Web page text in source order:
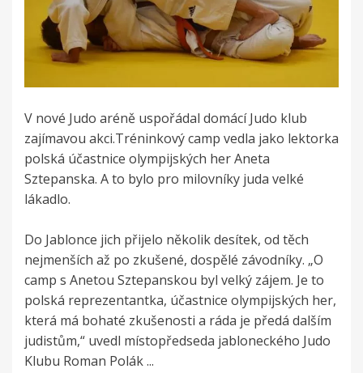
V nové Judo aréně uspořádal domácí Judo klub
zajímavou akci.Tréninkový camp vedla jako lektorka
polská účastnice olympijských her Aneta
Sztepanska. A to bylo pro milovníky juda velké
lákadlo.
Do Jablonce jich přijelo několik desítek, od těch
nejmenších až po zkušené, dospělé závodníky. „O
camp s Anetou Sztepanskou byl velký zájem. Je to
polská reprezentantka, účastnice olympijských her,
která má bohaté zkušenosti a ráda je předá dalším
judistům,“ uvedl místopředseda jabloneckého Judo
Klubu Roman Polák ...